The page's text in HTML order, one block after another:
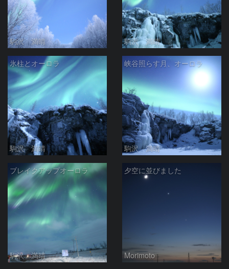
駒沢 満晴 駒沢 満晴
氷柱とオーロラ
駒沢 満晴
峡谷照らす月、オーロラ
駒沢 満晴
ブレイクアップオーロラ
駒沢 満晴
夕空に並びました
Morimoto